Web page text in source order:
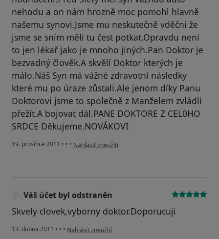
nehodu a on nám hrozně moc pomohl hlavně
našemu synovi.Jsme mu neskutečně vděčni že
jsme se sním měli tu čest potkat.Opravdu není
to jen lékař jako je mnoho jiných.Pan Doktor je
bezvadný člověk.A skvělí Doktor kterých je
málo.Náš Syn má vážné zdravotní následky
které mu po úraze zůstali.Ale jenom díky Panu
Doktorovi jsme to společně z Manželem zvládli
přežít.A bojovat dál.PANE DOKTORE Z CEL0HO
SRDCE Děkujeme.NOVÁKOVI
19. prosince 2011 • • • podle názoru uživatele Pacient
Nahlásit zneužití
Váš účet byl odstraněn
Skvely clovek,vyborny doktor.Doporucuji
13. dubna 2011 • • • podle názoru uživatele Váš účet byl odstraněn
Nahlásit zneužití